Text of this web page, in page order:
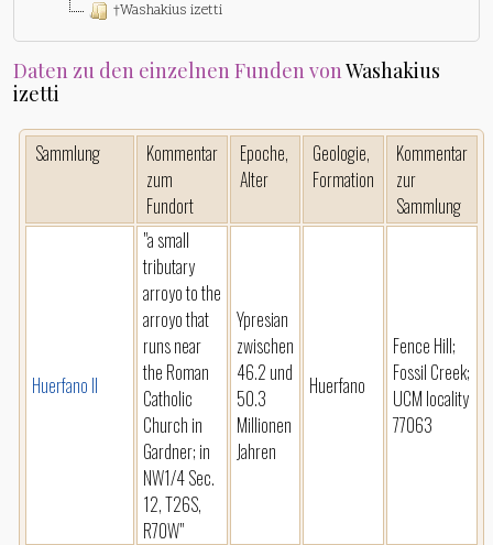
†Washakius izetti
Daten zu den einzelnen Funden vonWashakius
izetti
Sammlung
Kommentar
zum
Fundort
Epoche,
Alter
Geologie,
Formation
Kommentar
zur
Sammlung
Huerfano II
"a small
tributary
arroyo to the
arroyo that
runs near
the Roman
Catholic
Church in
Gardner; in
NW1/4 Sec.
12, T26S,
R70W"
Ypresian
zwischen
46.2 und
50.3
Millionen
Jahren
Huerfano
Fence Hill;
Fossil Creek;
UCM locality
77063